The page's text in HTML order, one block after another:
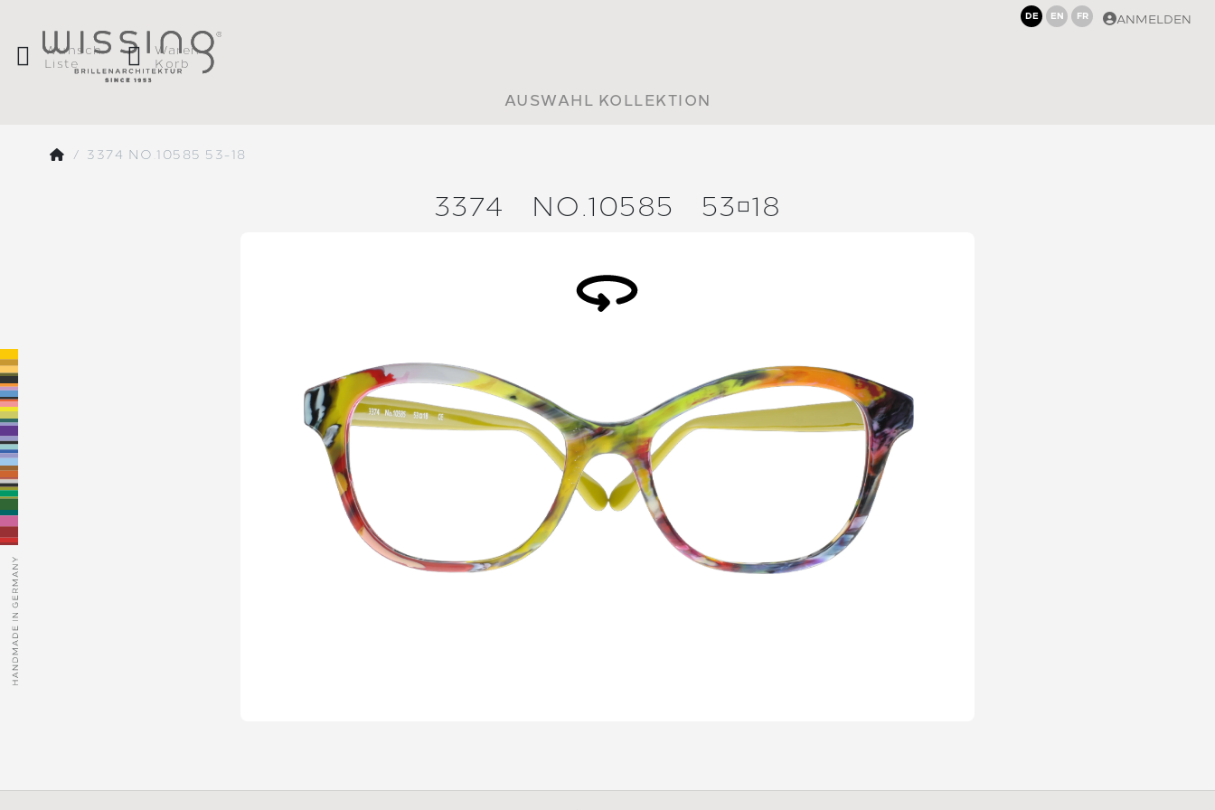
DE EN FR ANMELDEN
Wunsch
Liste
Waren
Korb
AUSWAHL KOLLEKTION
3374 NO.10585 53-18
3374 NO.10585 5318